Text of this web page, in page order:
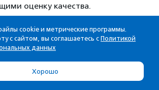
оценку качества.
оценки качества
полезных услуг (9):
общественно полезной услуги
нормативными правовыми
cookie и метрические программы.
с сайтом, вы соглашаетесь с Политикой
данных
Хорошо